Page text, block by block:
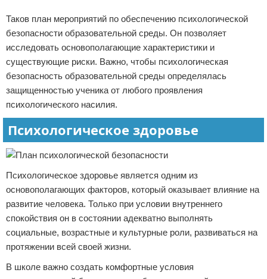
Таков план мероприятий по обеспечению психологической
безопасности образовательной среды. Он позволяет
исследовать основополагающие характеристики и
существующие риски. Важно, чтобы психологическая
безопасность образовательной среды определялась
защищенностью ученика от любого проявления
психологического насилия.
Психологическое здоровье
Психологическое здоровье является одним из
основополагающих факторов, который оказывает влияние на
развитие человека. Только при условии внутреннего
спокойствия он в состоянии адекватно выполнять
социальные, возрастные и культурные роли, развиваться на
протяжении всей своей жизни.
В школе важно создать комфортные условия